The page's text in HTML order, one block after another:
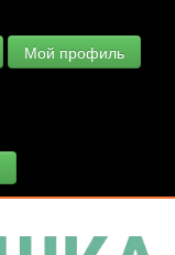
Мой профиль